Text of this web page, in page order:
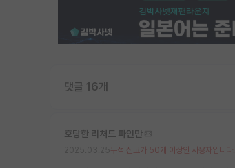
댓글 16개
호탕한 리처드 파인만
누적 신고가 50개 이상인 사용자입니다.